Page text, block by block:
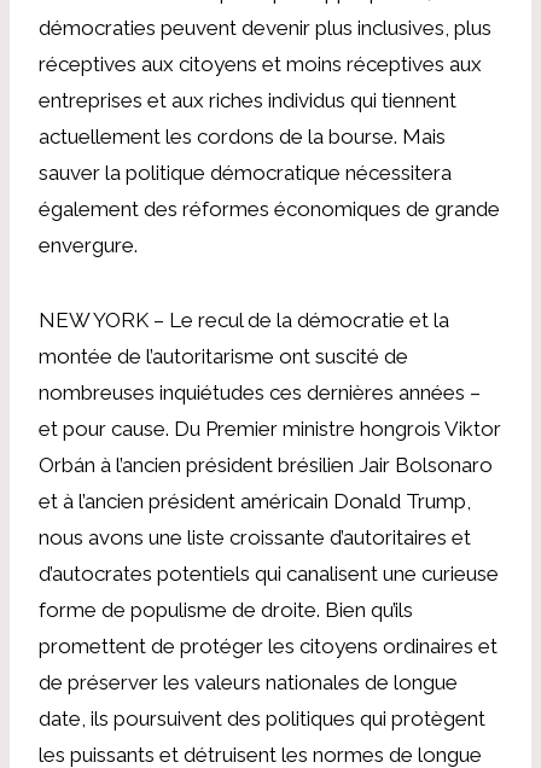
démocraties peuvent devenir plus inclusives, plus
réceptives aux citoyens et moins réceptives aux
entreprises et aux riches individus qui tiennent
actuellement les cordons de la bourse. Mais
sauver la politique démocratique nécessitera
également des réformes économiques de grande
envergure.
NEW YORK – Le recul de la démocratie et la
montée de l’autoritarisme ont suscité de
nombreuses inquiétudes ces dernières années –
et pour cause. Du Premier ministre hongrois Viktor
Orbán à l’ancien président brésilien Jair Bolsonaro
et à l’ancien président américain Donald Trump,
nous avons une liste croissante d’autoritaires et
d’autocrates potentiels qui canalisent une curieuse
forme de populisme de droite. Bien qu’ils
promettent de protéger les citoyens ordinaires et
de préserver les valeurs nationales de longue
date, ils poursuivent des politiques qui protègent
les puissants et détruisent les normes de longue